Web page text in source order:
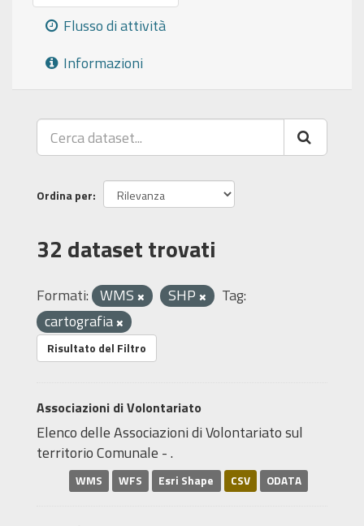
Flusso di attività
Informazioni
Ordina per
32 dataset trovati
Formati: WMS SHP
Tag:
cartografia
Risultato del Filtro
Associazioni di Volontariato
Elenco delle Associazioni di Volontariato sul
territorio Comunale - .
WMS WFS Esri Shape CSV ODATA